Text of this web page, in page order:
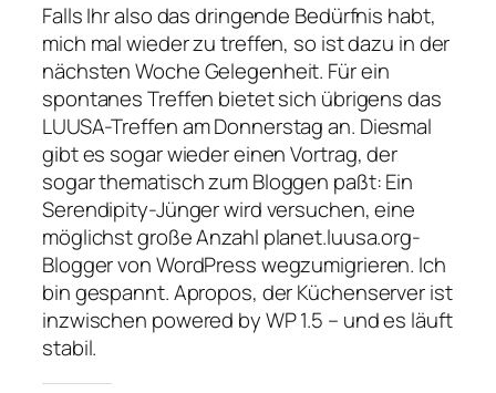
Falls Ihr also das dringende Bedürfnis habt,
mich mal wieder zu treffen, so ist dazu in der
nächsten Woche Gelegenheit. Für ein
spontanes Treffen bietet sich übrigens das
LUUSA-Treffen am Donnerstag an. Diesmal
gibt es sogar wieder einen Vortrag, der
sogar thematisch zum Bloggen paßt: Ein
Serendipity-Jünger wird versuchen, eine
möglichst große Anzahl planet.luusa.org-
Blogger von WordPress wegzumigrieren. Ich
bin gespannt. Apropos, der Küchenserver ist
inzwischen powered by WP 1.5 – und es läuft
stabil.